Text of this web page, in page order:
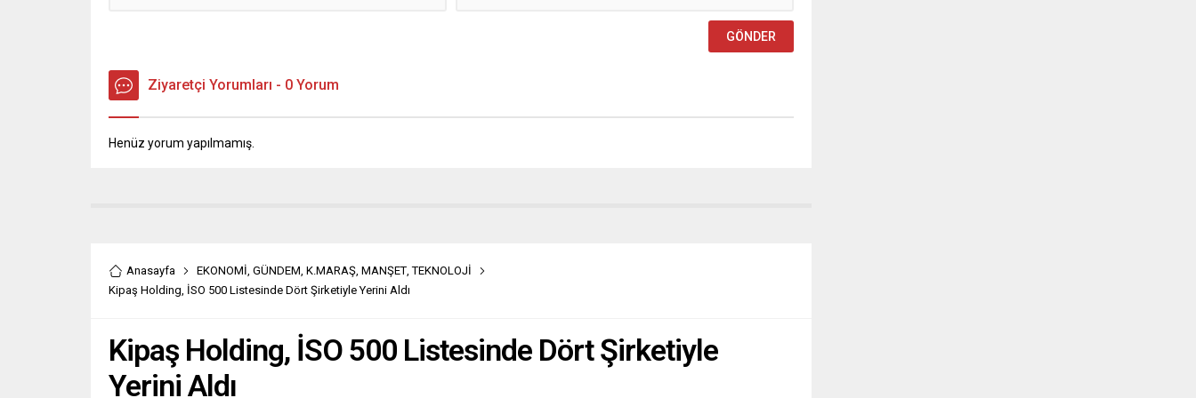
Ziyaretçi Yorumları - 0 Yorum
Henüz yorum yapılmamış.
Anasayfa EKONOMİ GÜNDEM K.MARAŞ MANŞET ,TEKNOLOJİ
Kipaş Holding, İSO 500 Listesinde Dört Şirketiyle Yerini Aldı
Kipaş Holding, İSO 500 Listesinde Dört Şirketiyle
Yerini Aldı